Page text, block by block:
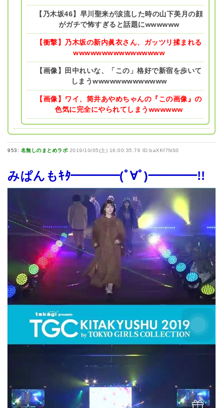
【乃木坂46】早川聖来が涙流した時の山下美月の顔
がガチで怖すぎると話題にwwwwww
【衝撃】乃木坂の新内眞衣さん、ガッツリ揉まれる
wwwwwwwwwwwwwwww
【画像】田中れいな、「この」格好で新宿を歩いて
しまうwwwwwwwwwwwww
【画像】ワイ、筒井あやめちゃんの『この画像』の
色気に完全にやられてしまうwwwwww
953: 名無しのまとめラボ 2019/10/05(土) 16:00:35.76 ID:baXKf7NS0
みぱんもｷﾀ━━━━(ﾟ∀ﾟ)━━━━!!